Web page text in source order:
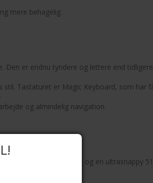
mere behagelig.
er endnu tyndere og lettere end
stil. Tastaturet er Magic Keyboard, som
og almindelig navigation.
samlet hukommelse og en ultrasnappy